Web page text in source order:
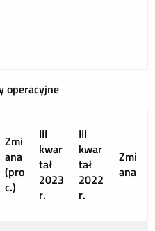
operacyjne
Zmi
ana
(pro
c.)
III
kwar
tał
2023
r.
III
kwar
tał
2022
r.
Zmi
ana